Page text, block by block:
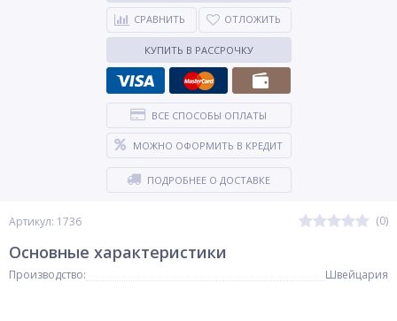
Артикул: 1736 (0)
СРАВНИТЬ ОТЛОЖИТЬ
КУПИТЬ В РАССРОЧКУ
ВСЕ СПОСОБЫ ОПЛАТЫ
МОЖНО ОФОРМИТЬ В КРЕДИТ
ПОДРОБНЕЕ О ДОСТАВКЕ
Основные характеристики
Производство: Швейцария